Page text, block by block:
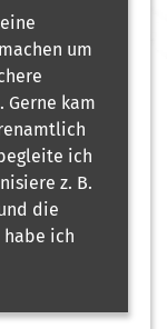
um
Gerne kam
ich
z. B.
die
habe ich